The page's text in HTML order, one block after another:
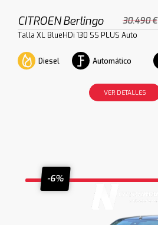
CITROEN Berlingo 30.490 €
Talla XL BlueHDi 130 SS PLUS Auto
Diesel Automático
VER DETALLES
-6%